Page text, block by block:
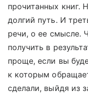
прочитанных книг.
долгий путь. И
речи, о ее смысле.
получить в
проще, если вы
к которым
сделали, выйдя из